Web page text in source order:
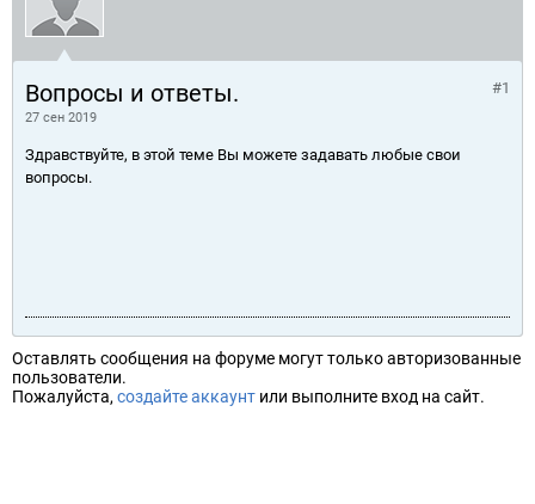
Вопросы и ответы.
27 сен 2019
#1
Здравствуйте, в этой теме Вы можете задавать любые свои
вопросы.
Оставлять сообщения на форуме могут только авторизованные
пользователи.
Пожалуйста, создайте аккаунт или выполните вход на сайт.